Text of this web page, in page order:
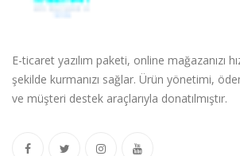
E-ticaret yazılım paketi, online mağazanızı
şekilde kurmanızı sağlar. Ürün yönetimi,
ve müşteri destek araçlarıyla donatılmıştır.